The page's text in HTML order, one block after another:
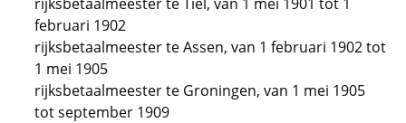
februari 1902
rijksbetaalmeester te Assen, van 1 februari 1902 tot
1 mei 1905
rijksbetaalmeester te Groningen, van 1 mei 1905
tot september 1909